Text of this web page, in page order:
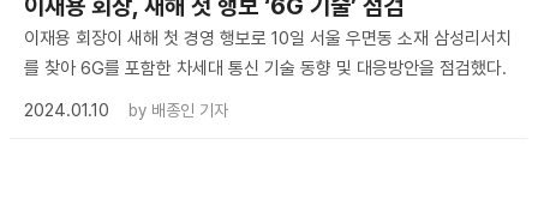
이재용 회장이 새해 첫 경영 행보로 10일 서울 우면동 소재 삼성리서치
를 찾아 6G를 포함한 차세대 통신 기술 동향 및 대응방안을 점검했다.
2024.01.10
by 배종인 기자